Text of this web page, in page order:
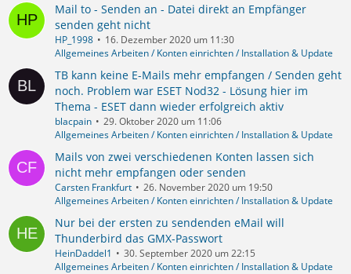
Mail to - Senden an - Datei direkt an Empfänger
senden geht nicht
HP_1998
16. Dezember 2020 um 11:30
Allgemeines Arbeiten / Konten einrichten / Installation & Update
TB kann keine E-Mails mehr empfangen / Senden geht
noch. Problem war ESET Nod32 - Lösung hier im
Thema - ESET dann wieder erfolgreich aktiv
blacpain
29. Oktober 2020 um 11:06
Allgemeines Arbeiten / Konten einrichten / Installation & Update
Mails von zwei verschiedenen Konten lassen sich
nicht mehr empfangen oder senden
Carsten Frankfurt
26. November 2020 um 19:50
Allgemeines Arbeiten / Konten einrichten / Installation & Update
Nur bei der ersten zu sendenden eMail will
Thunderbird das GMX-Passwort
HeinDaddel1
30. September 2020 um 22:15
Allgemeines Arbeiten / Konten einrichten / Installation & Update